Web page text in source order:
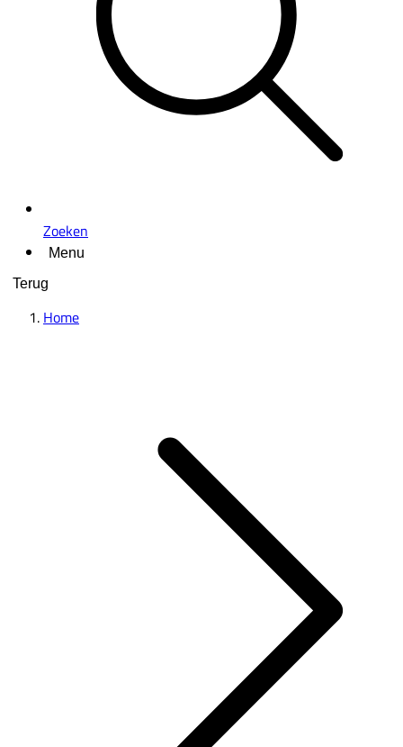
Zoeken
Menu
Terug
Home